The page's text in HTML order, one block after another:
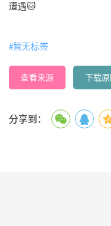
遭遇🐱
#暂无标签
查看来源 下载原
分享到：